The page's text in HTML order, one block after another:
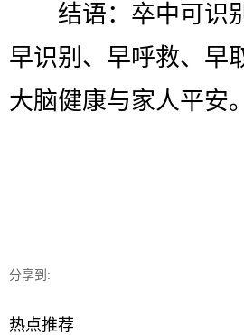
结语：卒中可识
早识别、早呼救、早
大脑健康与家人平安。
分享到:
热点推荐